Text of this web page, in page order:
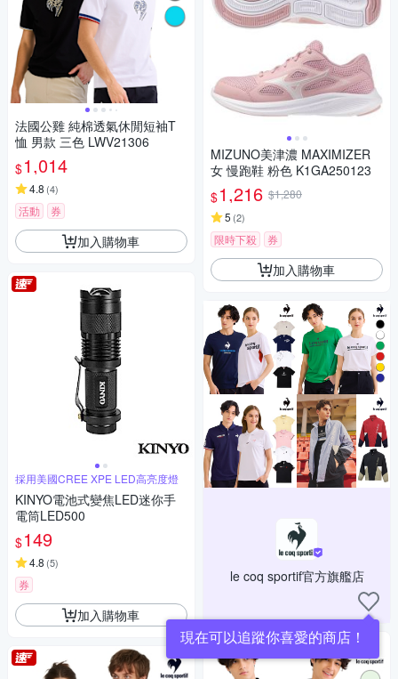
法國公雞 純棉透氣休閒短袖T
恤 男款 三色 LWV21306
$1,014
4.8 (4)
活動 券
加入購物車
採用美國CREE XPE LED高亮度燈
KINYO電池式變焦LED迷你手
電筒LED500
$149
4.8 (5)
券
加入購物車
MIZUNO美津濃 MAXIMIZER
女 慢跑鞋 粉色 K1GA250123
$1,216 $1,280
5 (2)
限時下殺 券
加入購物車
le coq sportif官方旗艦店
現在可以追蹤你喜愛的商店！